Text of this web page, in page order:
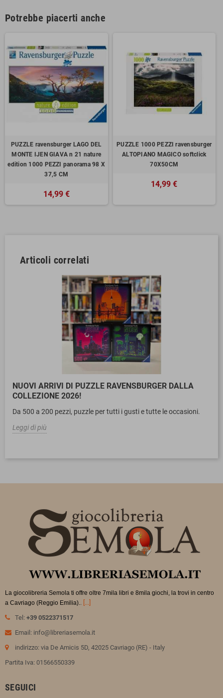
Potrebbe piacerti anche
PUZZLE ravensburger LAGO DEL
MONTE IJEN GIAVA n 21 nature
edition 1000 PEZZI panorama 98 X
37,5 CM
14,99 €
PUZZLE 1000 PEZZI ravensburger
ALTOPIANO MAGICO softclick
70X50CM
14,99 €
Articoli correlati
NUOVI ARRIVI DI PUZZLE RAVENSBURGER DALLA
COLLEZIONE 2026!
Da 500 a 200 pezzi, puzzle per tutti i gusti e tutte le occasioni.
Leggi di più
La giocolibreria Semola ti offre oltre 7mila libri e 8mila giochi, la trovi in centro
a Cavriago (Reggio Emilia).. [...]
Tel: +39 0522371517
Email: info@libreriasemola.it
indirizzo: via De Amicis 5D, 42025 Cavriago (RE) - Italy
Partita Iva: 01566550339
SEGUICI